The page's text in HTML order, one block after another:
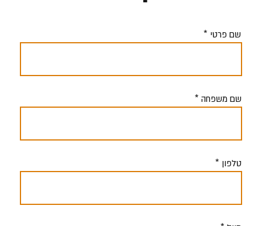
שם פרטי
שם משפחה
טלפון